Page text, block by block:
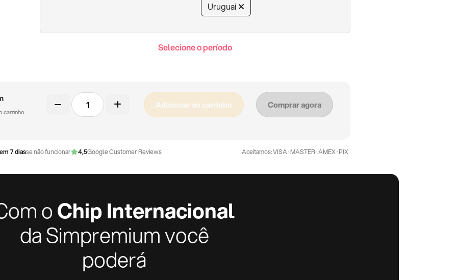
Uruguai
Selecione o período
carrinho
Chip
físico
Adicionar ao carrinho Comprar agora
7 diasse não funcionar 4,5Google Customer Reviews Aceitamos: VISA · MASTER · AMEX · PIX
oChip Internacional
da Simpremium você
poderá